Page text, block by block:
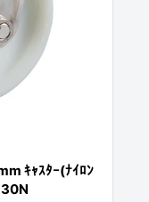
ｷｬｽﾀｰ(ﾅｲﾛﾝ